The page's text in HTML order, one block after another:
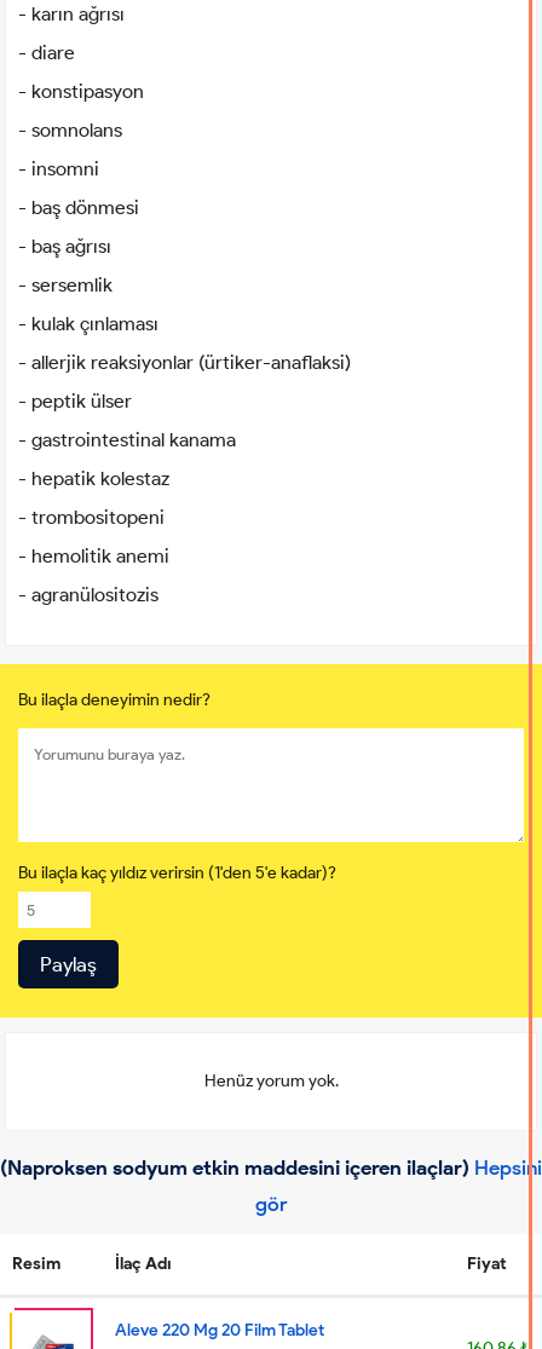
- karın ağrısı
- diare
- konstipasyon
- somnolans
- insomni
- baş dönmesi
- baş ağrısı
- sersemlik
- kulak çınlaması
- allerjik reaksiyonlar (ürtiker-anaflaksi)
- peptik ülser
- gastrointestinal kanama
- hepatik kolestaz
- trombositopeni
- hemolitik anemi
- agranülositozis
Bu ilaçla deneyimin nedir?
Bu ilaçla kaç yıldız verirsin (1'den 5'e kadar)?
Henüz yorum yok.
(Naproksen sodyum etkin maddesini içeren ilaçlar) Hepsini
gör
Resim İlaç Adı Fiyat
Aleve 220 Mg 20 Film Tablet